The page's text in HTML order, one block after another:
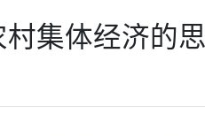
集体经济的